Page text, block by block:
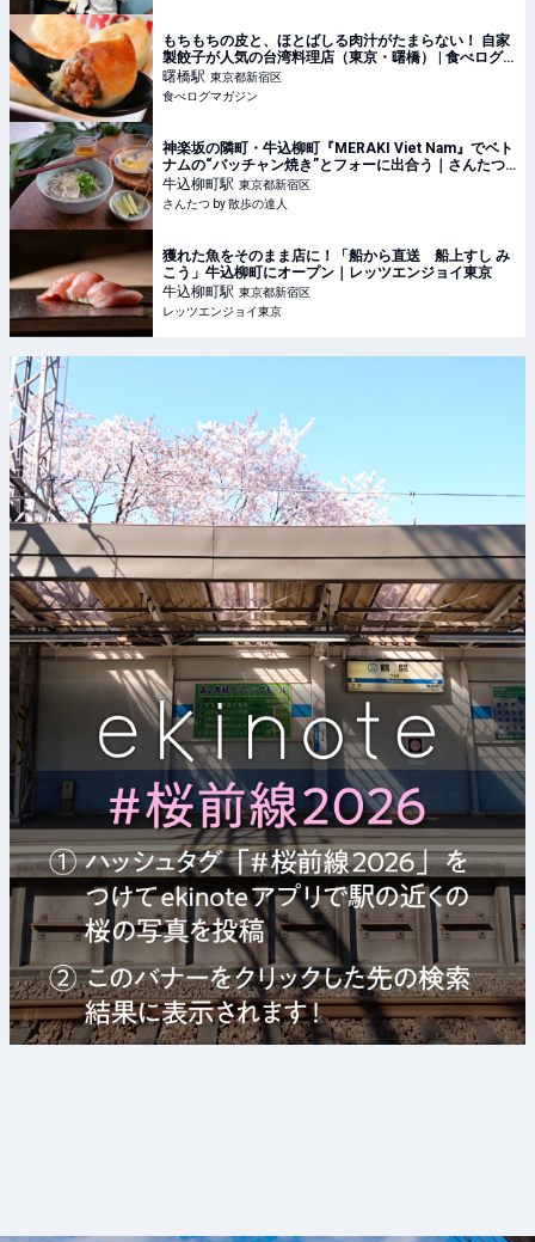
もちもちの皮と、ほとばしる肉汁がたまらない！ 自家
製餃子が人気の台湾料理店（東京・曙橋） | 食べログ
マガジン
曙橋駅 東京都新宿区
食べログマガジン
神楽坂の隣町・牛込柳町『MERAKI Viet Nam』でベト
ナムの“バッチャン焼き”とフォーに出合う｜さんたつ
by 散歩の達人
牛込柳町駅 東京都新宿区
さんたつ by 散歩の達人
獲れた魚をそのまま店に！「船から直送 船上すし み
こう」牛込柳町にオープン｜レッツエンジョイ東京
牛込柳町駅 東京都新宿区
レッツエンジョイ東京